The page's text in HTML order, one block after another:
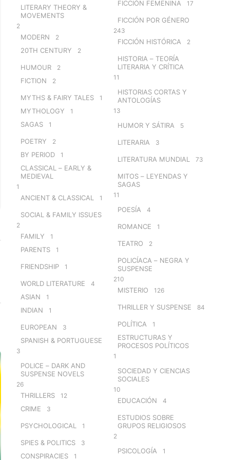
LITERARY THEORY &
MOVEMENTS
2
MODERN 2
20TH CENTURY 2
HUMOUR 2
FICTION 2
MYTHS & FAIRY TALES 1
MYTHOLOGY 1
SAGAS 1
POETRY 2
BY PERIOD 1
CLASSICAL – EARLY &
MEDIEVAL
1
ANCIENT & CLASSICAL 1
SOCIAL & FAMILY ISSUES
2
FAMILY 1
PARENTS 1
FRIENDSHIP 1
WORLD LITERATURE 4
ASIAN 1
INDIAN 1
EUROPEAN 3
SPANISH & PORTUGUESE
3
POLICE – DARK AND
SUSPENSE NOVELS
26
THRILLERS 12
CRIME 3
PSYCHOLOGICAL 1
SPIES & POLITICS 3
CONSPIRACIES 1
FICCIÓN FEMENINA 17
FICCIÓN POR GÉNERO
243
FICCIÓN HISTÓRICA 2
HISTORIA – TEORÍA
LITERARIA Y CRÍTICA
11
HISTORIAS CORTAS Y
ANTOLOGÍAS
13
HUMOR Y SÁTIRA 5
LITERARIA 3
LITERATURA MUNDIAL 73
MITOS – LEYENDAS Y
SAGAS
11
POESÍA 4
ROMANCE 1
TEATRO 2
POLICÍACA – NEGRA Y
SUSPENSE
210
MISTERIO 126
THRILLER Y SUSPENSE 84
POLÍTICA 1
ESTRUCTURAS Y
PROCESOS POLÍTICOS
1
SOCIEDAD Y CIENCIAS
SOCIALES
10
EDUCACIÓN 4
ESTUDIOS SOBRE
GRUPOS RELIGIOSOS
2
PSICOLOGÍA 1